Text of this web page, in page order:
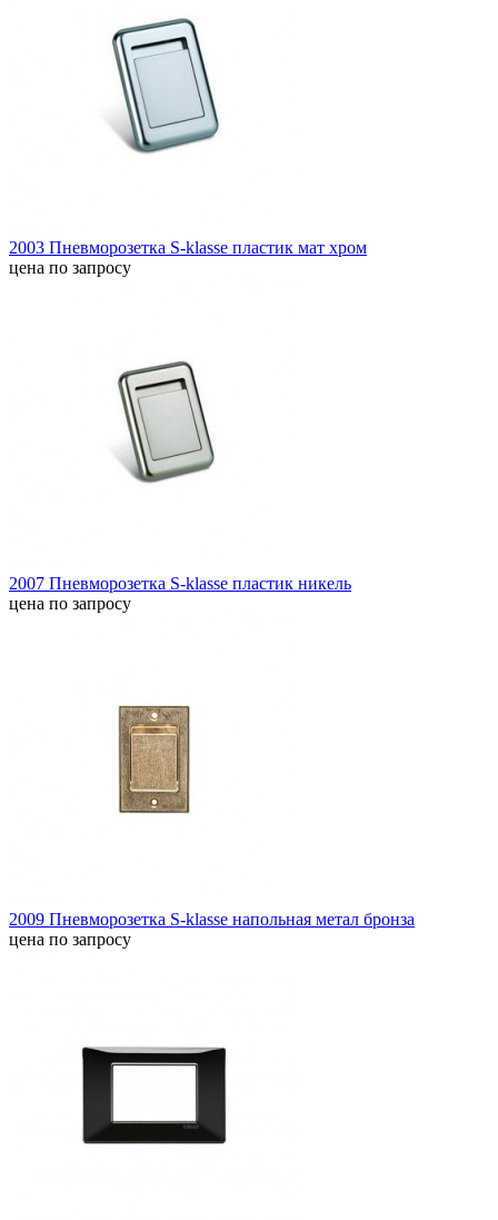
2003 Пневморозетка S-klasse пластик мат хром
цена по запросу
2007 Пневморозетка S-klasse пластик никель
цена по запросу
2009 Пневморозетка S-klasse напольная метал бронза
цена по запросу